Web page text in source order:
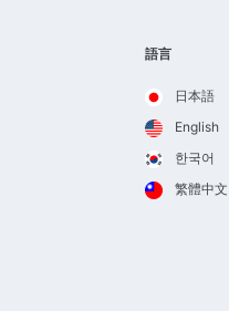
語言
日本語
English
한국어
繁體中文